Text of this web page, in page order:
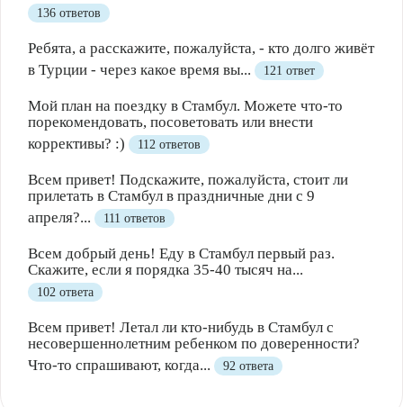
136 ответов
Ребята, а расскажите, пожалуйста, - кто долго живёт
в Турции - через какое время вы...
121 ответ
Мой план на поездку в Стамбул. Можете что-то
порекомендовать, посоветовать или внести
коррективы? :)
112 ответов
Всем привет! Подскажите, пожалуйста, стоит ли
прилетать в Стамбул в праздничные дни с 9
апреля?...
111 ответов
Всем добрый день! Еду в Стамбул первый раз.
Скажите, если я порядка 35-40 тысяч на...
102 ответа
Всем привет! Летал ли кто-нибудь в Стамбул с
несовершеннолетним ребенком по доверенности?
Что-то спрашивают, когда...
92 ответа